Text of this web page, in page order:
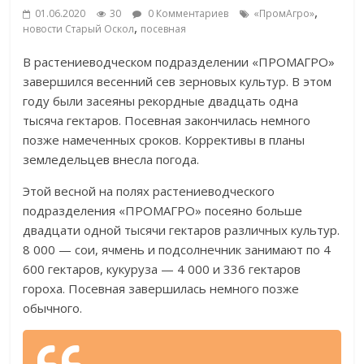
01.06.2020 30 0 Комментариев «ПромАгро»,
новости Старый Оскол, посевная
В растениеводческом подразделении «ПРОМАГРО»
завершился весенний сев зерновых культур. В этом
году были засеяны рекордные двадцать одна
тысяча гектаров. Посевная закончилась немного
позже намеченных сроков. Коррективы в планы
земледельцев внесла погода.
Этой весной на полях растениеводческого
подразделения «ПРОМАГРО» посеяно больше
двадцати одной тысячи гектаров различных культур.
8 000 — сои, ячмень и подсолнечник занимают по 4
600 гектаров, кукуруза — 4 000 и 336 гектаров
гороха. Посевная завершилась немного позже
обычного.